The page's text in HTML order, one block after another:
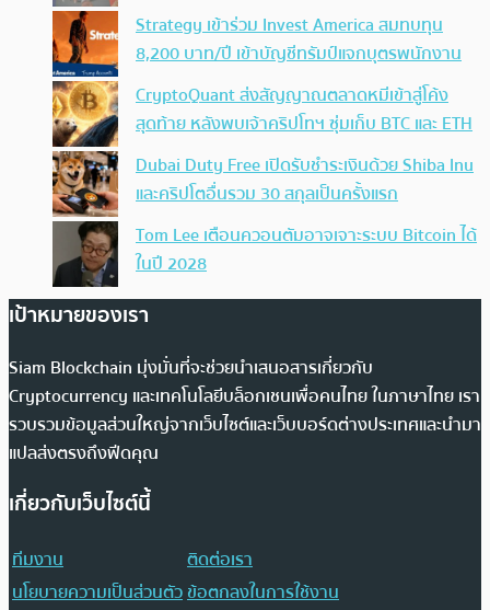
Strategy เข้าร่วม Invest America สมทบทุน
8,200 บาท/ปี เข้าบัญชีทรัมป์แจกบุตรพนักงาน
CryptoQuant ส่งสัญญาณตลาดหมีเข้าสู่โค้ง
สุดท้าย หลังพบเจ้าคริปโทฯ ซุ่มเก็บ BTC และ ETH
Dubai Duty Free เปิดรับชำระเงินด้วย Shiba Inu
และคริปโตอื่นรวม 30 สกุลเป็นครั้งแรก
Tom Lee เตือนควอนตัมอาจเจาะระบบ Bitcoin ได้
ในปี 2028
เป้าหมายของเรา
Siam Blockchain มุ่งมั่นที่จะช่วยนำเสนอสารเกี่ยวกับ
Cryptocurrency และเทคโนโลยีบล็อกเชนเพื่อคนไทย ในภาษาไทย เรา
รวบรวมข้อมูลส่วนใหญ่จากเว็บไซต์และเว็บบอร์ดต่างประเทศและนำมา
แปลส่งตรงถึงฟีดคุณ
เกี่ยวกับเว็บไซต์นี้
ทีมงาน
ติดต่อเรา
นโยบายความเป็นส่วนตัวข้อตกลงในการใช้งาน